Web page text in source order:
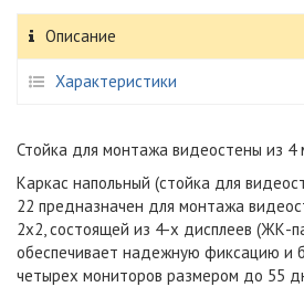
Описание
Характеристики
Стойка для монтажа видеостены из 4
Каркас напольный (стойка для
22 предназначен для монтажа
2х2, состоящей из 4-х дисплеев (ЖК-
обеспечивает надежную фиксацию и
четырех мониторов размером до 55